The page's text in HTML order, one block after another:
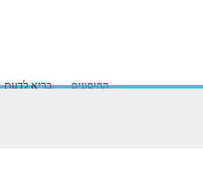
החיסונים בריא לדעת